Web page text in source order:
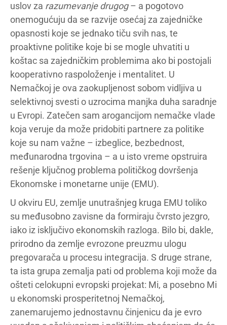
uslov za razumevanje drugog– a pogotovo
onemogućuju da se razvije osećaj za zajedničke
opasnosti koje se jednako tiču svih nas, te
proaktivne politike koje bi se mogle uhvatiti u
koštac sa zajedničkim problemima ako bi postojali
kooperativno raspoloženje i mentalitet. U
Nemačkoj je ova zaokupljenost sobom vidljiva u
selektivnoj svesti o uzrocima manjka duha saradnje
u Evropi. Zatečen sam arogancijom nemačke vlade
koja veruje da može pridobiti partnere za politike
koje su nam važne – izbeglice, bezbednost,
međunarodna trgovina – a u isto vreme opstruira
rešenje ključnog problema političkog dovršenja
Ekonomske i monetarne unije (EMU).
U okviru EU, zemlje unutrašnjeg kruga EMU toliko
su međusobno zavisne da formiraju čvrsto jezgro,
iako iz isključivo ekonomskih razloga. Bilo bi, dakle,
prirodno da zemlje evrozone preuzmu ulogu
pregovarača u procesu integracija. S druge strane,
ta ista grupa zemalja pati od problema koji može da
ošteti celokupni evropski projekat: Mi, a posebno Mi
u ekonomski prosperitetnoj Nemačkoj,
zanemarujemo jednostavnu činjenicu da je evro